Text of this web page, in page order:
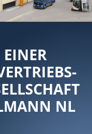
NL